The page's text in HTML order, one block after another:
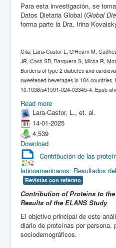
Para esta investigación, se
Datos Dietaria Global (Global
forma parte la Dra. Irina
Cita: Lara-Castor L, O'Hearn M,
JR, Cash SB, Barquera S, Micha R,
Burdens of type 2 diabetes and
sweetened beverages in 184 countries.
10.1038/s41591-024-03345-4. Epub
Read more
Lara-Castor, L., et. al.
14-01-2025
4,539
Download
Contribución de las
latinoamericanos: Resultados
Revistas con referato
Contribution of Proteins to
Results of the ELANS Study
El objetivo principal de este
diario de proteínas por persona,
sociodemográficos.